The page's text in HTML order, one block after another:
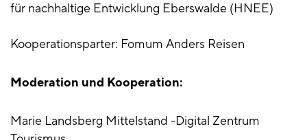
für nachhaltige Entwicklung Eberswalde (HNEE)
Kooperationsparter: Fomum Anders Reisen
Moderation und Kooperation:
Marie Landsberg Mittelstand -Digital Zentrum